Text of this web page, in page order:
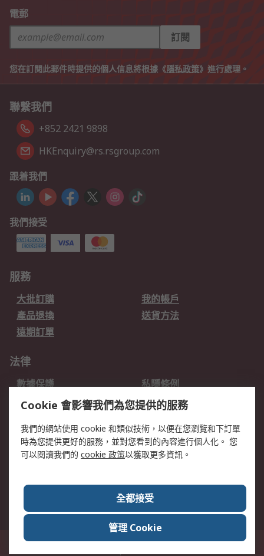
電郵
訂閱
您在訂閱此郵件時提供的個人信息將根據《隱私政策》進行處理。
聯繫我們
+852 2421 9898
HKEnquiry@rs.rsgroup.com
跟着我們
我們接受
服務
大批訂購
我的帳戶
產品退換
送貨方法
遠期訂單
法律
數據保護
私隱條例
網站條款
郵件安全
關於RS
全球辦事處
加入我們
關於RS
香港長沙灣郵政信箱 80108號 此網站的所有解釋根據英語版本© RS
Cookie 會影響我們為您提供的服務
我們的網站使用 cookie 和類似技術，以便在您瀏覽和下訂單
時為您提供更好的服務，並對您看到的內容進行個人化。 您
可以閱讀我們的 cookie 政策以獲取更多資訊。
全都接受
管理 Cookie